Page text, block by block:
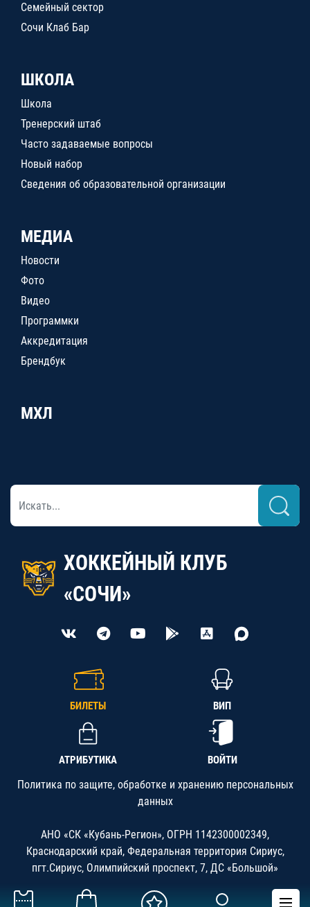
Семейный сектор
Сочи Клаб Бар
ШКОЛА
Школа
Тренерский штаб
Часто задаваемые вопросы
Новый набор
Сведения об образовательной организации
МЕДИА
Новости
Фото
Видео
Программки
Аккредитация
Брендбук
МХЛ
ХОККЕЙНЫЙ КЛУБ
«СОЧИ»
БИЛЕТЫ ВИП
АТРИБУТИКА ВОЙТИ
Политика по защите, обработке и хранению персональных
данных
АНО «СК «Кубань-Регион», ОГРН 1142300002349,
Краснодарский край, Федеральная территория Сириус,
пгт.Сириус, Олимпийский проспект, 7, ДС «Большой»